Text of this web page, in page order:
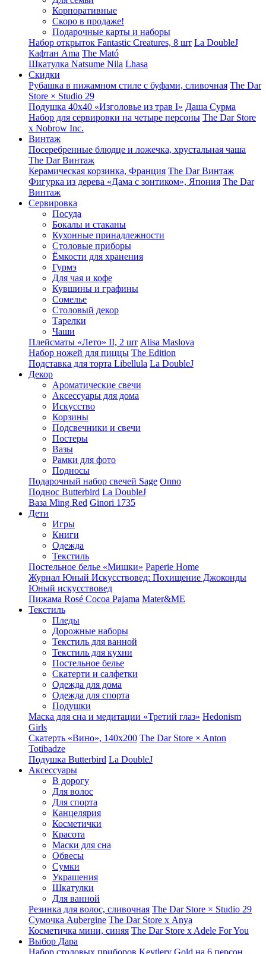
Корпоративные
Скоро в продаже!
Подарочные карты и наборы
Набор открыток Fantastic Creatures, 8 шт La DoubleJ
Кафтан Ama The Mató
Шкатулка Natsume Nila Lhasa
Скидки
Рубашка в пижамном стиле с буфами, сливочная The Dar
Store × Studio 29
Подушка 40x40 «Изголовье из трав I» Даша Сурма
Набор для сервировки на четыре персоны The Dar Store
х Nobrow Inc.
Винтаж
Посеребренные блюдце и ложечка, хрустальная чаша
The Dar Винтаж
Керамическая корзинка, Франция The Dar Винтаж
Фигурка из дерева «Дама с зонтиком», Япония The Dar
Винтаж
Сервировка
Посуда
Бокалы и стаканы
Кухонные принадлежности
Столовые приборы
Ëмкости для хранения
Гурмэ
Для чая и кофе
Кувшины и графины
Сомелье
Столовый декор
Тарелки
Чаши
Плейсматы «Лето» II, 2 шт Alisa Maslova
Набор ножей для пиццы The Edition
Подставка для торта Libellula La DoubleJ
Декор
Ароматические свечи
Аксессуары для дома
Искусство
Корзины
Подсвечники и свечи
Постеры
Вазы
Рамки для фото
Подносы
Подарочный набор свечей Sage Onno
Поднос Butterbird La DoubleJ
Ваза Ming Red Ginori 1735
Дети
Игры
Книги
Одежда
Текстиль
Постельное белье «Мишки» Paperie Home
Журнал Юный Искусствовед: Похищение Джоконды
Юный искусствовед
Пижама Rosé Cocoa Pajama Mater&ME
Текстиль
Пледы
Дорожные наборы
Текстиль для ванной
Текстиль для кухни
Постельное белье
Скатерти и салфетки
Одежда для дома
Одежда для спорта
Подушки
Маска для сна и медитации «Третий глаз» Hedonism
Girls
Скатерть «Вино», 140х200 The Dar Store × Anton
Totibadze
Подушка Butterbird La DoubleJ
Аксессуары
В дорогу
Для волос
Для спорта
Канцелярия
Косметички
Красота
Маски для сна
Обвесы
Сумки
Украшения
Шкатулки
Для ванной
Резинка для волос, сливочная The Dar Store × Studio 29
Сумочка Aubergine The Dar Store x Anya
Косметичка мини, синяя The Dar Store x Adele For You
Выбор Дара
Набор столовых приборов Keytlery Gold на 6 персон